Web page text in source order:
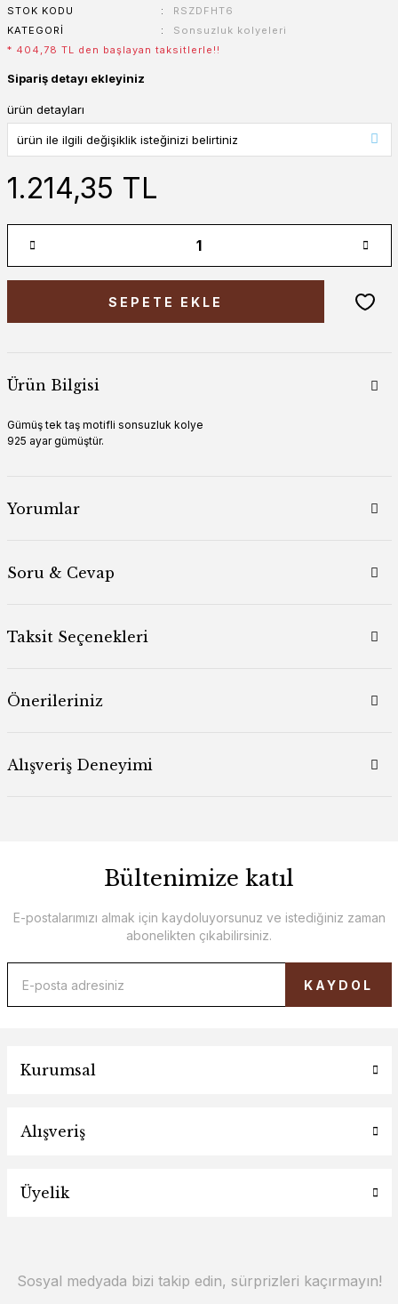
STOK KODU
RSZDFHT6
KATEGORI
Sonsuzluk kolyeleri
* 404,78 TL den başlayan taksitlerle!!
Sipariş detayı ekleyiniz
ürün detayları
1.214,35 TL
SEPETE EKLE
Ürün Bilgisi
Gümüş tek taş motifli sonsuzluk kolye
925 ayar gümüştür.
Yorumlar
Soru & Cevap
Taksit Seçenekleri
Önerileriniz
Alışveriş Deneyimi
Bültenimize katıl
E-postalarımızı almak için kaydoluyorsunuz ve istediğiniz zaman
abonelikten çıkabilirsiniz.
KAYDOL
Kurumsal
Alışveriş
Üyelik
Sosyal medyada bizi takip edin, sürprizleri kaçırmayın!